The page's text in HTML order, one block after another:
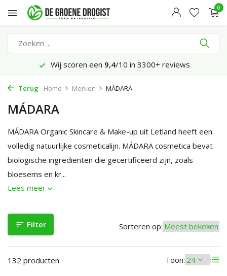
0
Voor 23:45 uur besteld, morgen
Terug Home Merken MÁDARA
MÁDARA
MÁDARA Organic Skincare & Make-up uit Letland heeft een
volledig natuurlijke cosmeticalijn. MÁDARA cosmetica bevat
biologische ingrediënten die gecertificeerd zijn, zoals
bloesems en kr...
Lees meer
Filter
132 producten Toon:
Sorteren op: